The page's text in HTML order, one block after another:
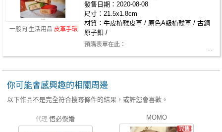
一般向 生活用品 皮革手環
發售日期：2020-08-08
尺寸：21.5x1.8cm
材質：牛皮植鞣皮革 / 原色A級植鞣革 / 古銅
原子釦 /
預購表單在此：
你可能會感興趣的相關周邊
以下作品不是完全符合搜尋條件的結果，或許您會喜歡。
代理 悟必傑婚 MOMO